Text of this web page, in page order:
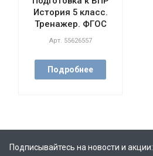
История 5 класс.
Тренажер. ФГОС
Арт. 55626557
Подробнее
Подписывайтесь на новости и акции: